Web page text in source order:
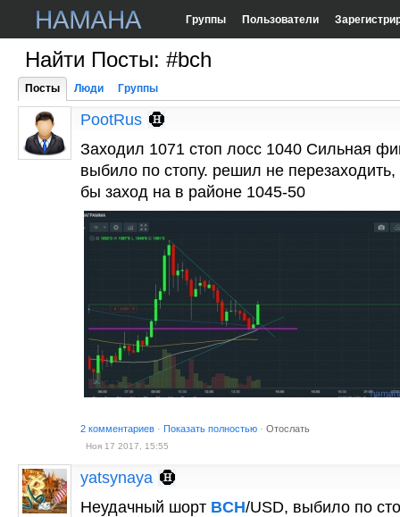
Группы Пользователи
Найти Посты: #bch
Посты Люди Группы
PootRus
Заходил 1071 стоп лосс 1040 Сильная
выбило по стопу. решил не
бы заход на в районе 1045-50
2 комментариев · Показать полностью · Отослать
Ноя 17 2017, 15:55
yatsynaya
Неудачный шорт BCH/USD, выбило по